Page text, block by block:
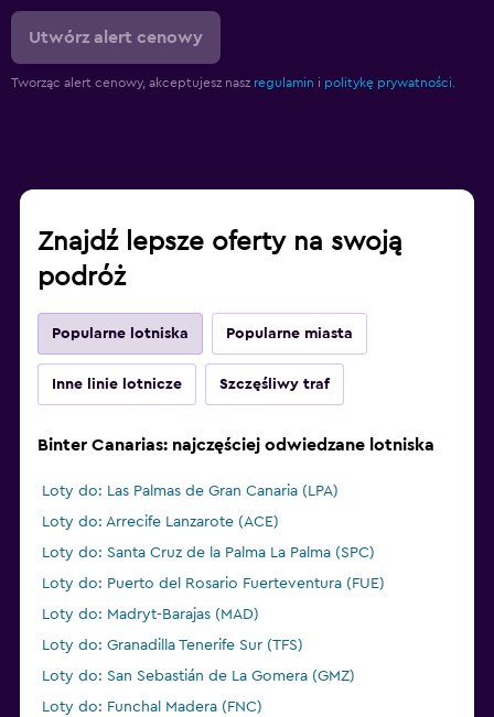
Utwórz alert cenowy
Tworząc alert cenowy, akceptujesz nasz regulamin i politykę prywatności.
Znajdź lepsze oferty na swoją
podróż
Popularne lotniska Popularne miasta
Inne linie lotnicze Szczęśliwy traf
Binter Canarias: najczęściej odwiedzane lotniska
Loty do: Las Palmas de Gran Canaria (LPA)
Loty do: Arrecife Lanzarote (ACE)
Loty do: Santa Cruz de la Palma La Palma (SPC)
Loty do: Puerto del Rosario Fuerteventura (FUE)
Loty do: Madryt-Barajas (MAD)
Loty do: Granadilla Tenerife Sur (TFS)
Loty do: San Sebastián de La Gomera (GMZ)
Loty do: Funchal Madera (FNC)